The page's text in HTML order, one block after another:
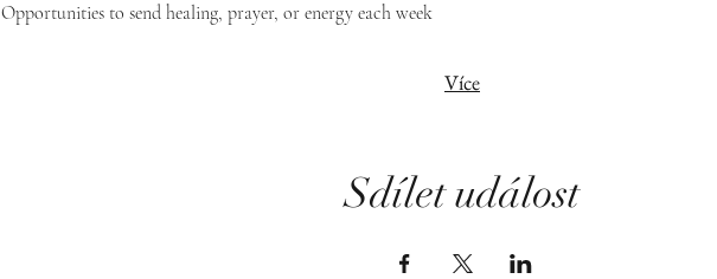
Opportunities to send healing, prayer, or energy each week
Více
Sdílet událost